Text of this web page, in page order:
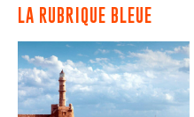
LA RUBRIQUE BLEUE